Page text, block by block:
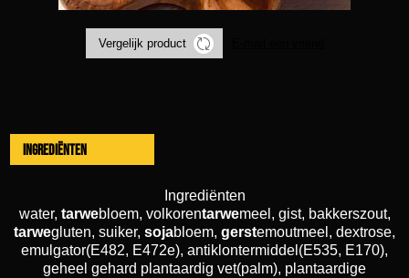
Ingrediënten
Ingrediënten
water, tarwebloem, volkorentarwemeel, gist, bakkerszout,
tarwegluten, suiker, sojabloem, gerstemoutmeel, dextrose,
emulgator(E482, E472e), antiklontermiddel(E535, E170),
geheel gehard plantaardig vet(palm), plantaardige